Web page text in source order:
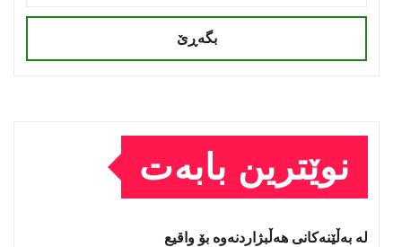
بگەڕێ
نوێترین بابەت
لە بەڵێنەکانی هەڵبژاردنەوە بۆ واقیع